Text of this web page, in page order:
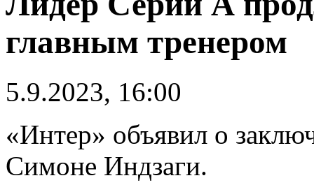
главным тренером
5.9.2023, 16:00
«Интер» объявил о
Симоне Индзаги.